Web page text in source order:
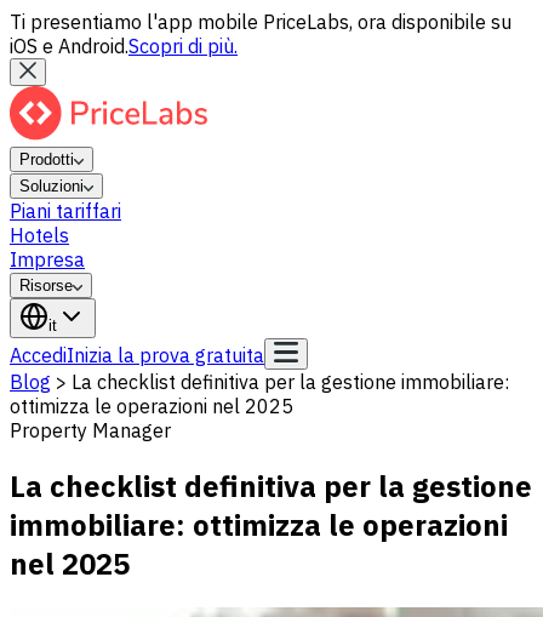
Ti presentiamo l'app mobile PriceLabs, ora disponibile su
iOS e Android.Scopri di più.
Prodotti
Soluzioni
Piani tariffari
Hotels
Impresa
Risorse
it
AccediInizia la prova gratuita
Blog > La checklist definitiva per la gestione immobiliare:
ottimizza le operazioni nel 2025
Property Manager
La checklist definitiva per la gestione
immobiliare: ottimizza le operazioni
nel 2025